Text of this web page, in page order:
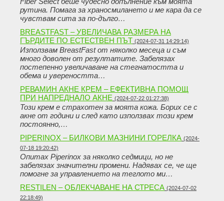
рутина. Помага за храносмилането и ме кара да се
чувствам сита за по-дълго…
BREASTFAST – УВЕЛИЧАВА РАЗМЕРА НА
ГЪРДИТЕ ПО ЕСТЕСТВЕН ПЪТ (2024-07-31 14:29:14)
Използвам BreastFast от няколко месеца и съм
много доволен от резултатите. Забелязах
постепенно увеличаване на стегнатостта и
обема и увереността…
РЕВАМИН АКНЕ КРЕМ – ЕФЕКТИВНА ПОМОЩ
ПРИ НАПРЕДНАЛО АКНЕ (2024-07-22 01:27:38)
Този крем е страхотен за моята кожа. Борих се с
акне от години и след като използвах този крем
постоянно,…
PIPERINOX – БИЛКОВИ МАЗНИНИ ГОРЕЛКА (2024-
07-18 19:20:42)
Опитах Piperinox за няколко седмици, но не
забелязах значителни промени. Надявах се, че ще
помогне за управлението на теглото ми…
RESTILEN – ОБЛЕКЧАВАНЕ НА СТРЕСА (2024-07-02
22:18:49)